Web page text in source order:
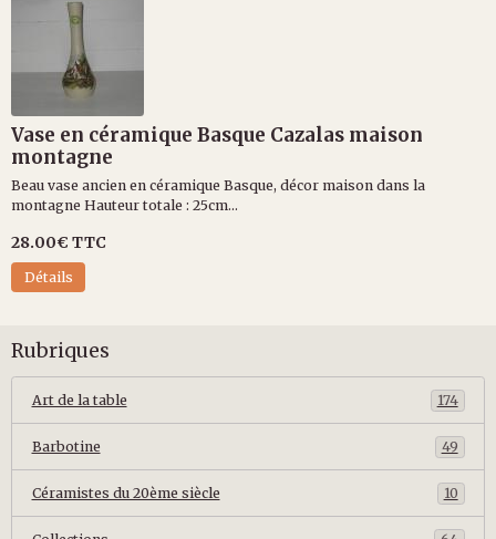
Vase en céramique Basque Cazalas maison
montagne
Beau vase ancien en céramique Basque, décor maison dans la
montagne Hauteur totale : 25cm...
28.00€ TTC
Détails
Rubriques
Art de la table 174
Barbotine 49
Céramistes du 20ème siècle 10